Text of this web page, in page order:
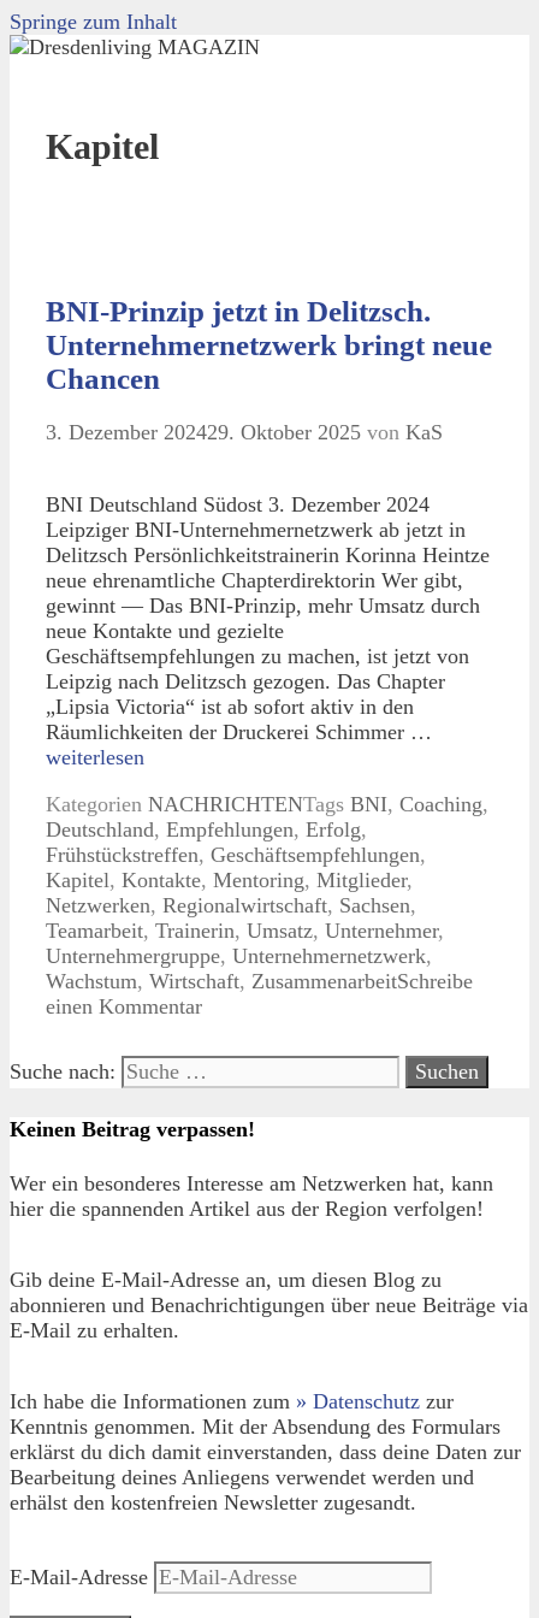
Springe zum Inhalt
Kapitel
BNI-Prinzip jetzt in Delitzsch.
Unternehmernetzwerk bringt neue
Chancen
3. Dezember 202429. Oktober 2025 von KaS
BNI Deutschland Südost 3. Dezember 2024
Leipziger BNI-Unternehmernetzwerk ab jetzt in
Delitzsch Persönlichkeitstrainerin Korinna Heintze
neue ehrenamtliche Chapterdirektorin Wer gibt,
gewinnt — Das BNI-Prinzip, mehr Umsatz durch
neue Kontakte und gezielte
Geschäftsempfehlungen zu machen, ist jetzt von
Leipzig nach Delitzsch gezogen. Das Chapter
„Lipsia Victoria“ ist ab sofort aktiv in den
Räumlichkeiten der Druckerei Schimmer …
weiterlesen
Kategorien NACHRICHTENTags BNI, Coaching,
Deutschland, Empfehlungen, Erfolg,
Frühstückstreffen, Geschäftsempfehlungen,
Kapitel, Kontakte, Mentoring, Mitglieder,
Netzwerken, Regionalwirtschaft, Sachsen,
Teamarbeit, Trainerin, Umsatz, Unternehmer,
Unternehmergruppe, Unternehmernetzwerk,
Wachstum, Wirtschaft, ZusammenarbeitSchreibe
einen Kommentar
Suche nach:
Keinen Beitrag verpassen!
Wer ein besonderes Interesse am Netzwerken hat, kann
hier die spannenden Artikel aus der Region verfolgen!
Gib deine E-Mail-Adresse an, um diesen Blog zu
abonnieren und Benachrichtigungen über neue Beiträge via
E-Mail zu erhalten.
Ich habe die Informationen zum » Datenschutz zur
Kenntnis genommen. Mit der Absendung des Formulars
erklärst du dich damit einverstanden, dass deine Daten zur
Bearbeitung deines Anliegens verwendet werden und
erhälst den kostenfreien Newsletter zugesandt.
E-Mail-Adresse